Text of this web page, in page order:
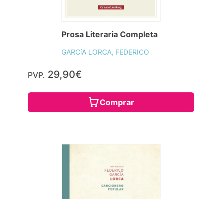
Prosa Literaria Completa
GARCíA LORCA, FEDERICO
PVP. 29,90€
Comprar